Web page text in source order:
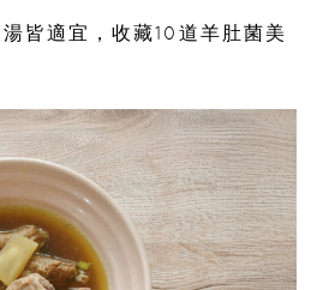
皆適宜，收藏10道羊肚菌美